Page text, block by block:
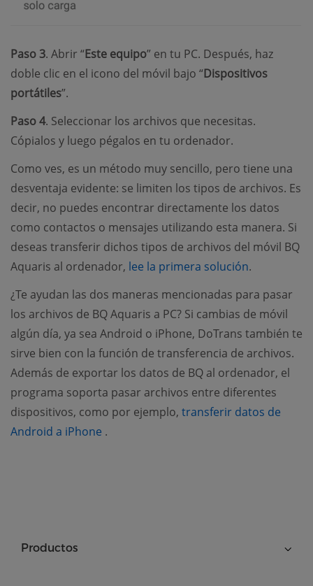
Paso 3. Abrir “Este equipo” en tu PC. Después, haz
doble clic en el icono del móvil bajo “Dispositivos
portátiles”.
Paso 4. Seleccionar los archivos que necesitas.
Cópialos y luego pégalos en tu ordenador.
Como ves, es un método muy sencillo, pero tiene una
desventaja evidente: se limiten los tipos de archivos. Es
decir, no puedes encontrar directamente los datos
como contactos o mensajes utilizando esta manera. Si
deseas transferir dichos tipos de archivos del móvil BQ
Aquaris al ordenador, lee la primera solución.
¿Te ayudan las dos maneras mencionadas para pasar
los archivos de BQ Aquaris a PC? Si cambias de móvil
algún día, ya sea Android o iPhone, DoTrans también te
sirve bien con la función de transferencia de archivos.
Además de exportar los datos de BQ al ordenador, el
programa soporta pasar archivos entre diferentes
dispositivos, como por ejemplo, transferir datos de
Android a iPhone (opens new window)
.
Productos